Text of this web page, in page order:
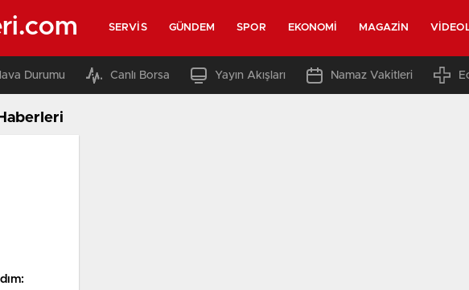
SERVIS GÜNDEM SPOR EKONOMI MAGAZIN
Durumu Canlı Borsa Yayın Akışları Namaz Vakitleri